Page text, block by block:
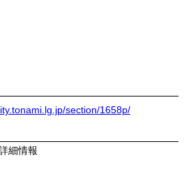
section/1658p/
細情報